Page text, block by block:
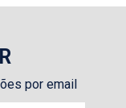
por email